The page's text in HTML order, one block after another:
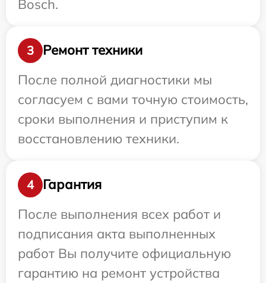
Bosch.
3
Ремонт техники
После полной диагностики мы
согласуем с вами точную стоимость,
сроки выполнения и приступим к
восстановлению техники.
4
Гарантия
После выполнения всех работ и
подписания акта выполненных
работ Вы получите официальную
гарантию на ремонт устройства